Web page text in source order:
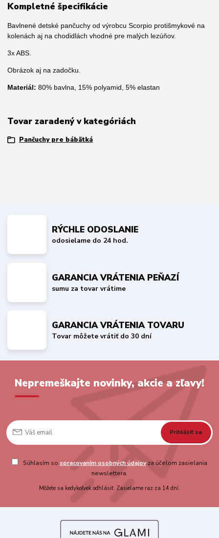
Kompletné špecifikácie
Bavlnené detské pančuchy od výrobcu Scorpio protišmykové na
kolenách aj na chodidlách vhodné pre malých lezúňov.
3x ABS.
Obrázok aj na zadočku.
Materiál: 80% bavlna, 15% polyamid, 5% elastan
Tovar zaradený v kategóriách
Pančuchy pre bábätká
RÝCHLE ODOSLANIE
odosielame do 24 hod.
GARANCIA VRÁTENIA PEŇAZÍ
sumu za tovar vrátime
GARANCIA VRÁTENIA TOVARU
Tovar môžete vrátiť do 30 dní
Nepremeškajte novinky, akcie a zľavy!
Prihlásiť sa
Súhlasím so spracovaním osobných údajovza účelom zasielania
newslettera.
Môžete sa kedykoľvek odhlásiť. Zasielame raz za 14 dní.